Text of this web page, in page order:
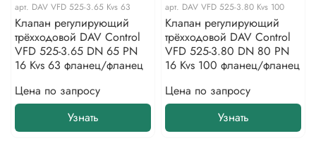
арт. DAV VFD 525-3.65 Kvs 63
Клапан регулирующий
трёхходовой DAV Control
VFD 525-3.65 DN 65 PN
16 Kvs 63 фланец/фланец
Цена по запросу
Узнать
арт. DAV VFD 525-3.80 Kvs 100
Клапан регулирующий
трёхходовой DAV Control
VFD 525-3.80 DN 80 PN
16 Kvs 100 фланец/фланец
Цена по запросу
Узнать